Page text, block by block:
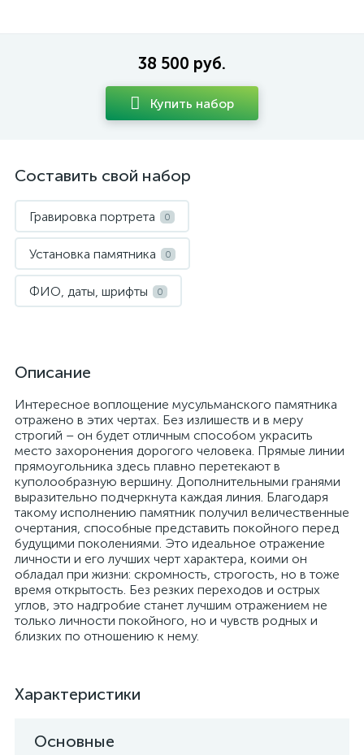
38 500 руб.
Купить набор
Составить свой набор
Гравировка портрета 0
Установка памятника 0
ФИО, даты, шрифты 0
Описание
Интересное воплощение мусульманского памятника
отражено в этих чертах. Без излишеств и в меру
строгий – он будет отличным способом украсить
место захоронения дорогого человека. Прямые линии
прямоугольника здесь плавно перетекают в
куполообразную вершину. Дополнительными гранями
выразительно подчеркнута каждая линия. Благодаря
такому исполнению памятник получил величественные
очертания, способные представить покойного перед
будущими поколениями. Это идеальное отражение
личности и его лучших черт характера, коими он
обладал при жизни: скромность, строгость, но в тоже
время открытость. Без резких переходов и острых
углов, это надгробие станет лучшим отражением не
только личности покойного, но и чувств родных и
близких по отношению к нему.
Характеристики
Основные